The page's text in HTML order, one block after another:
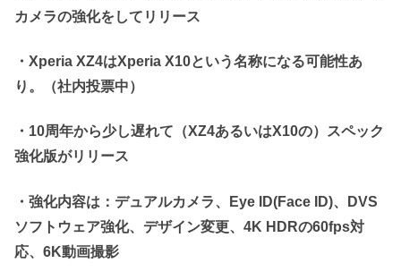
カメラの強化をしてリリース
・Xperia XZ4はXperia X10という名称になる可能性あ
り。（社内投票中）
・10周年から少し遅れて（XZ4あるいはX10の）スペック
強化版がリリース
・強化内容は：デュアルカメラ、Eye ID(Face ID)、DVS
ソフトウェア強化、デザイン変更、4K HDRの60fps対
応、6K動画撮影